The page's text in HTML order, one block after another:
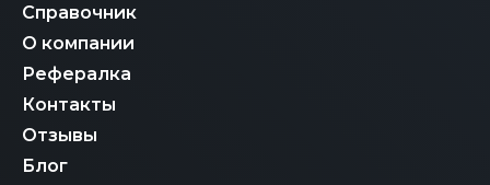
Справочник
О компании
Рефералка
Контакты
Отзывы
Блог